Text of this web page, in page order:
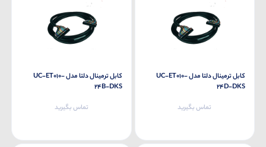
کابل ترمینال دلتا مدل UC-ET010-
24D-DKS
تماس بگیرید
کابل ترمینال دلتا مدل UC-ET010-
24B-DKS
تماس بگیرید